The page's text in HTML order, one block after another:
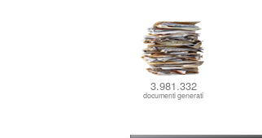
3.981.332
documenti generati